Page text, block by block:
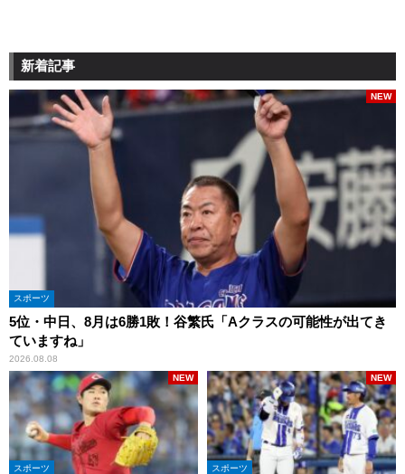
新着記事
スポーツ
5位・中日、8月は6勝1敗！谷繁氏「Aクラスの可能性が出てき
ていますね」
2026.08.08
NEW
スポーツ
NEW
スポーツ
NEW